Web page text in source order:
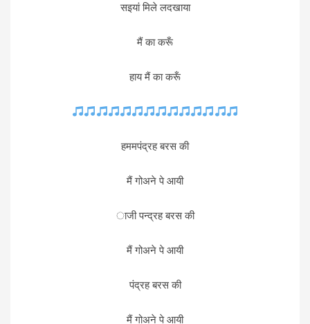
सइयां मिले लदखाया
मैं का करूँ
हाय मैं का करूँ
हममपंद्रह बरस की
मैं गोअने पे आयी
ाजी पन्द्रह बरस की
मैं गोअने पे आयी
पंद्रह बरस की
मैं गोअने पे आयी